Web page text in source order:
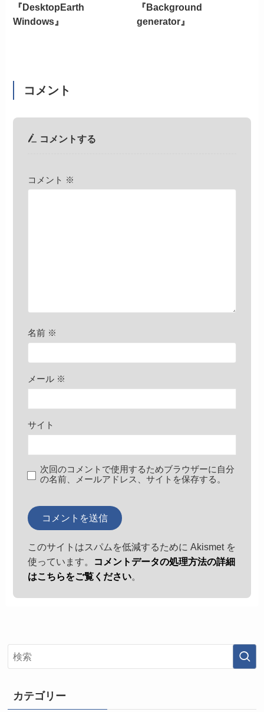
『DesktopEarth
Windows』
『Background
generator』
コメント
コメントする
コメント ※
名前 ※
メール ※
サイト
次回のコメントで使用するためブラウザーに自分
の名前、メールアドレス、サイトを保存する。
このサイトはスパムを低減するために Akismet を
使っています。
コメントデータの処理方法の詳細
はこちらをご覧ください。
カテゴリー